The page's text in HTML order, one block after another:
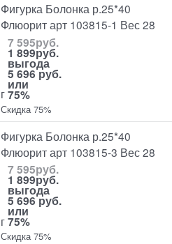
Фигурка Болонка р.25*40
Флюорит арт 103815-1 Вес 28
г
7 595руб.
1 899руб.
выгода
5 696 руб.
или
75%
Скидка 75%
Фигурка Болонка р.25*40
Флюорит арт 103815-3 Вес 28
г
7 595руб.
1 899руб.
выгода
5 696 руб.
или
75%
Скидка 75%